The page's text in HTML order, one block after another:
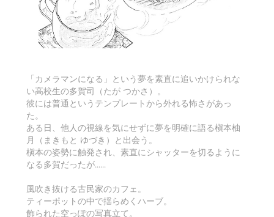
「カメラマンになる」という夢を素直に追いかけられな
い高校生の多賀司（たが つかさ）。
彼には普通というテンプレートから外れる怖さがあっ
た。
ある日、他人の視線を気にせずに夢を明確に語る槇本柚
月（まきもと ゆづき）と出会う。
槇本の姿勢に触発され、素直にシャッターを切るように
なる多賀だったが......
風吹き抜ける古民家のカフェ。
ティーポットの中で揺らめくハーブ。
飾られた空っぽの写真立て。